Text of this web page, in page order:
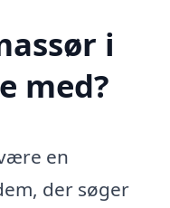
i
med?
en
der søger